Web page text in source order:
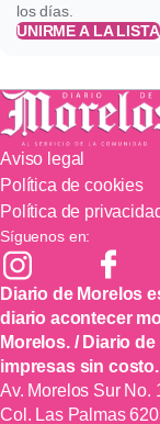
los días.
UNIRME A LA LISTA
Aviso legal
Política de cookies
Política de
Síguenos en:
Diario de Morelos
diario acontecer
Morelos. / Diario
impresas sin costo.
Av. Morelos Sur No.
Col. Las Palmas